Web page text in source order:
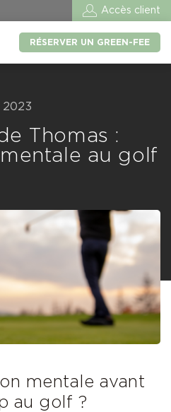
Accès client
RÉSERVER UN GREEN-FEE
Thomas :
au golf
mentale avant
au golf ?